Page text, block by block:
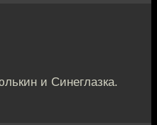
и Синеглазка.